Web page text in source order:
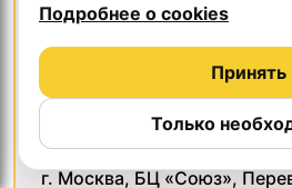
Верстак
г. Москва, БЦ «Союз»,
Подробнее о cookies
Только
Принять